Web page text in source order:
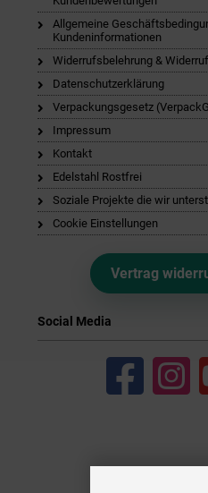
Allgemeine
Kundeninformationen
Widerrufsbelehrung &
Datenschutzerklärung
Verpackungsgesetz
Impressum
Kontakt
Edelstahl Rostfrei
Soziale Projekte die wir
Cookie Einstellungen
Vertrag
Social Media